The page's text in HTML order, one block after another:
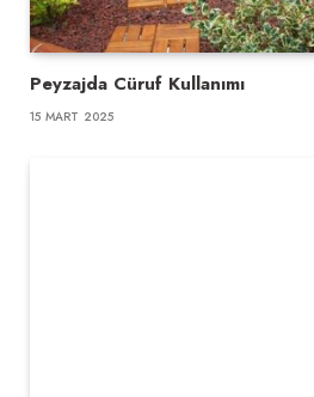
Peyzajda Cüruf Kullanımı
15 MART 2025